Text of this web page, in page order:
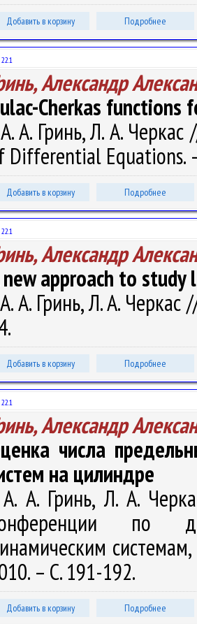
Добавить в корзину Подробнее
Александр
Cherkas functions
А. Гринь, Л. А.
Differential Equations.
Добавить в корзину Подробнее
Александр
approach to
А. Гринь, Л. А.
Добавить в корзину Подробнее
Александр
числа
на цилиндре
А. Гринь, Л. А.
по
– С. 191-192.
Добавить в корзину Подробнее